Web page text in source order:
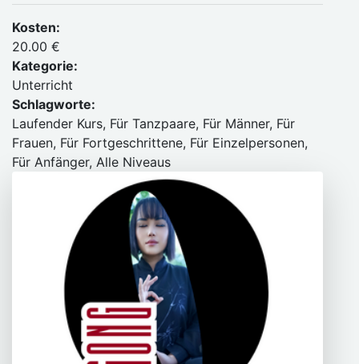
Kosten:
20.00 €
Kategorie:
Unterricht
Schlagworte:
Laufender Kurs, Für Tanzpaare, Für Männer, Für
Frauen, Für Fortgeschrittene, Für Einzelpersonen,
Für Anfänger, Alle Niveaus